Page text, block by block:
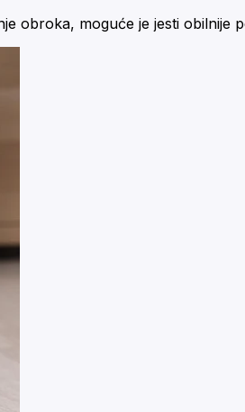
obroka, moguće je jesti obilnije